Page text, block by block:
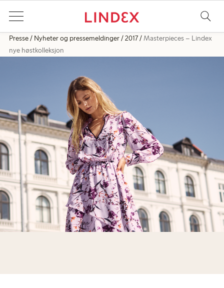
Presse Nyheter og pressemeldinger 2017
Masterpieces – Lindex
nye høstkolleksjon